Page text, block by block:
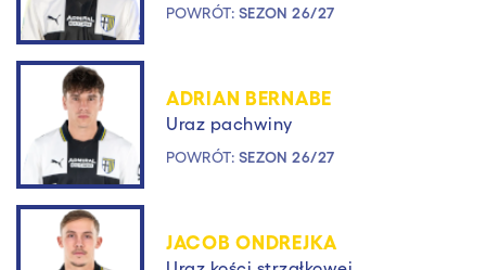
POWRÓT: SEZON 26/27
ADRIAN BERNABE
Uraz pachwiny
POWRÓT: SEZON 26/27
JACOB ONDREJKA